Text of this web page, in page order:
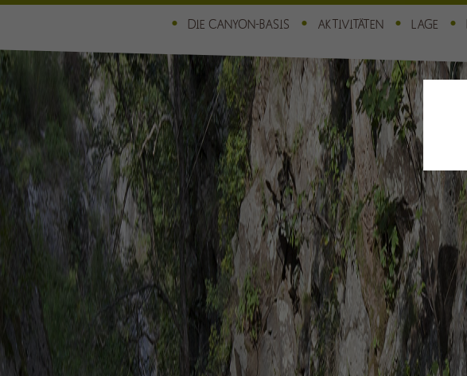
DIE CANYON-BASIS AKTIVITÄTEN LAGE